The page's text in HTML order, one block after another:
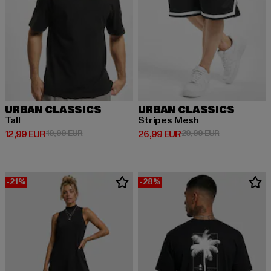
URBAN CLASSICS
Tall
12,99 EUR
Derzeitiger Preis: 12,99 EUR
19,99 EURAktionspreis: 19,99 EUR
URBAN CLASSICS
Stripes Mesh
26,99 EUR
Derzeitiger Preis: 26,99 EUR
29,99 EURAktionspreis:
-21% -28%